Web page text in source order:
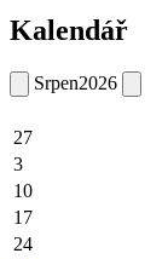
Kalendář
Srpen2026
27
3
10
17
24